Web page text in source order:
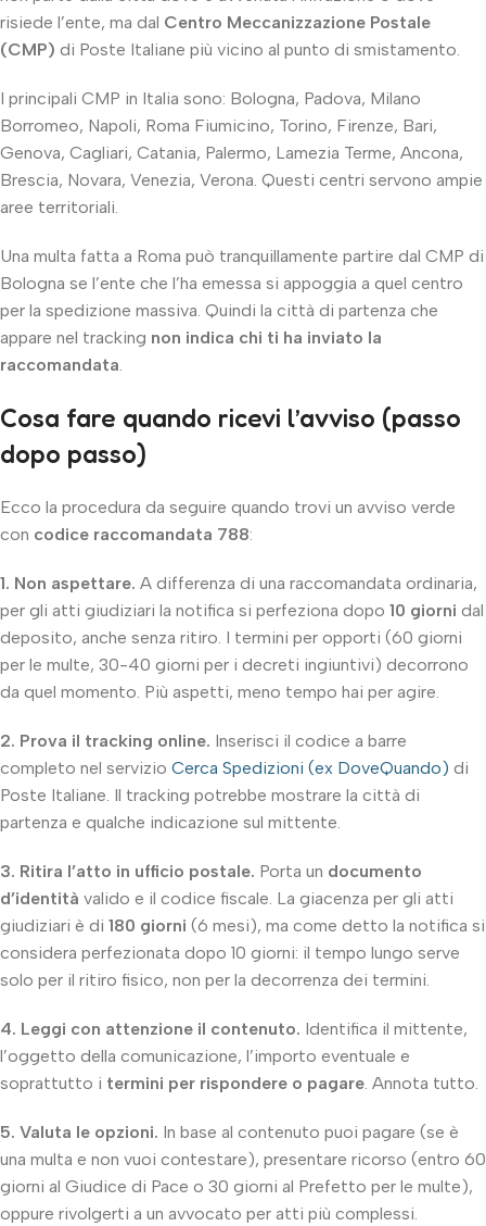
risiede l’ente, ma dal Centro Meccanizzazione Postale
(CMP) di Poste Italiane più vicino al punto di smistamento.
I principali CMP in Italia sono: Bologna, Padova, Milano
Borromeo, Napoli, Roma Fiumicino, Torino, Firenze, Bari,
Genova, Cagliari, Catania, Palermo, Lamezia Terme, Ancona,
Brescia, Novara, Venezia, Verona. Questi centri servono ampie
aree territoriali.
Una multa fatta a Roma può tranquillamente partire dal CMP di
Bologna se l’ente che l’ha emessa si appoggia a quel centro
per la spedizione massiva. Quindi la città di partenza che
appare nel tracking non indica chi ti ha inviato la
raccomandata.
Cosa fare quando ricevi l’avviso (passo
dopo passo)
Ecco la procedura da seguire quando trovi un avviso verde
con codice raccomandata 788:
1. Non aspettare. A differenza di una raccomandata ordinaria,
per gli atti giudiziari la notifica si perfeziona dopo 10 giorni dal
deposito, anche senza ritiro. I termini per opporti (60 giorni
per le multe, 30-40 giorni per i decreti ingiuntivi) decorrono
da quel momento. Più aspetti, meno tempo hai per agire.
2. Prova il tracking online. Inserisci il codice a barre
completo nel servizio Cerca Spedizioni (ex DoveQuando) di
Poste Italiane. Il tracking potrebbe mostrare la città di
partenza e qualche indicazione sul mittente.
3. Ritira l’atto in ufficio postale. Porta un documento
d’identità valido e il codice fiscale. La giacenza per gli atti
giudiziari è di 180 giorni (6 mesi), ma come detto la notifica si
considera perfezionata dopo 10 giorni: il tempo lungo serve
solo per il ritiro fisico, non per la decorrenza dei termini.
4. Leggi con attenzione il contenuto. Identifica il mittente,
l’oggetto della comunicazione, l’importo eventuale e
soprattutto i termini per rispondere o pagare. Annota tutto.
5. Valuta le opzioni. In base al contenuto puoi pagare (se è
una multa e non vuoi contestare), presentare ricorso (entro 60
giorni al Giudice di Pace o 30 giorni al Prefetto per le multe),
oppure rivolgerti a un avvocato per atti più complessi.